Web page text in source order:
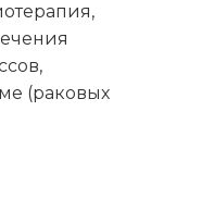
(раковых